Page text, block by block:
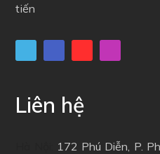
tiến
Liên hệ
172 Phú Diễn, P.